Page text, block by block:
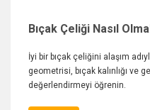
Bıçak Çeliği Nasıl
İyi bir bıçak çeliğini alaşım
geometrisi, bıçak kalınlığı ve
değerlendirmeyi öğrenin.